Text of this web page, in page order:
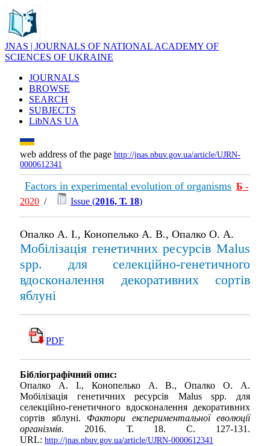
JNAS | JOURNALS OF NATIONAL ACADEMY OF
SCIENCES OF UKRAINE
JOURNALS
BROWSE
SEARCH
SUBJECTS
LibNAS UA
web address of the page http://jnas.nbuv.gov.ua/article/UJRN-
0000612341
Factors in experimental evolution of organisms Б -
2020 / Issue (2016, Т. 18)
Опалко А. І., Конопелько А. В., Опалко О. А.
Мобілізація генетичних ресурсів Malus
spp. для селекційно-генетичного
вдосконалення декоративних сортів
яблуні
PDF
Бібліографічний опис:
Опалко А. І., Конопелько А. В., Опалко О. А.
Мобілізація генетичних ресурсів Malus spp. для
селекційно-генетичного вдосконалення декоративних
сортів яблуні. Фактори експериментальної еволюції
організмів. 2016. Т. 18. С. 127-131.
URL: http://jnas.nbuv.gov.ua/article/UJRN-0000612341